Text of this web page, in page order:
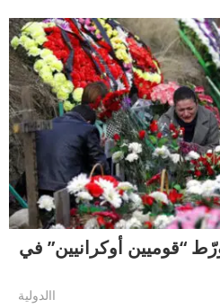
“قوميين أوكرانيين” في
االدولية